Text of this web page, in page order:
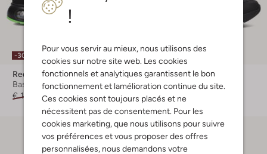
!
Pour vous servir au mieux, nous utilisons des
cookies sur notre site web. Les cookies
fonctionnels et analytiques garantissent le bon
fonctionnement et lamélioration continue du site.
Ces cookies sont toujours placés et ne
nécessitent pas de consentement. Pour les
cookies marketing, que nous utilisons pour suivre
vos préférences et vous proposer des offres
personnalisées, nous demandons votre
-30%
Red-Rag
Baskets basses
€ 119,95 € 83,99
Red-Rag
Baskets basses
À partir de